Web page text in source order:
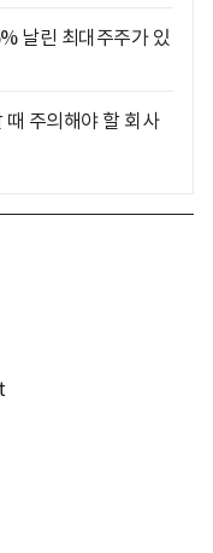
날린 최대주주가 있
주의해야 할 회사